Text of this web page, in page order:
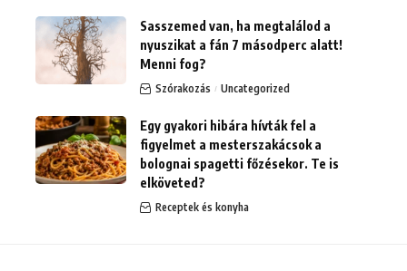
Sasszemed van, ha megtalálod a
nyuszikat a fán 7 másodperc alatt!
Menni fog?
Szórakozás Uncategorized
Egy gyakori hibára hívták fel a
figyelmet a mesterszakácsok a
bolognai spagetti főzésekor. Te is
elköveted?
Receptek és konyha